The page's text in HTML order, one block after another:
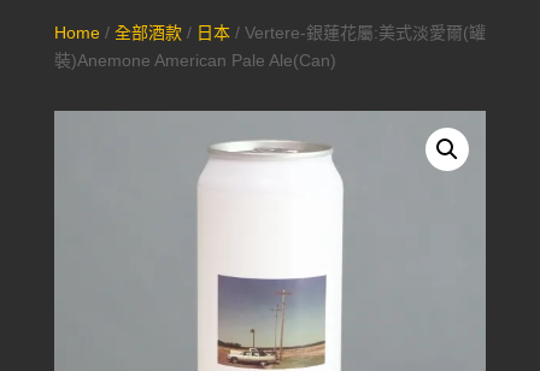
Home/ 全部酒款/ 日本/ Vertere-銀蓮花屬:美式淡愛爾(罐
裝)Anemone American Pale Ale(Can)